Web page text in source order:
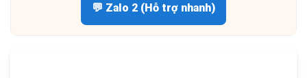
💬 Zalo 2 (Hỗ trợ nhanh)